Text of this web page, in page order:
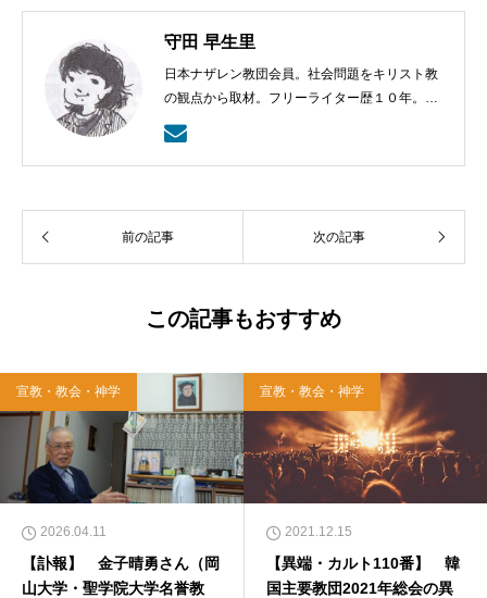
守田 早生里
日本ナザレン教団会員。社会問題をキリスト教
の観点から取材。フリーライター歴１０年。趣
味はライフストーリーを聞くこと、食べるこ
と、読書、ドライブ。
前の記事 次の記事
この記事もおすすめ
宣教・教会・神学
2026.04.11
【訃報】 金子晴勇さん（岡
山大学・聖学院大学名誉教
宣教・教会・神学
2021.12.15
【異端・カルト110番】 韓
国主要教団2021年総会の異